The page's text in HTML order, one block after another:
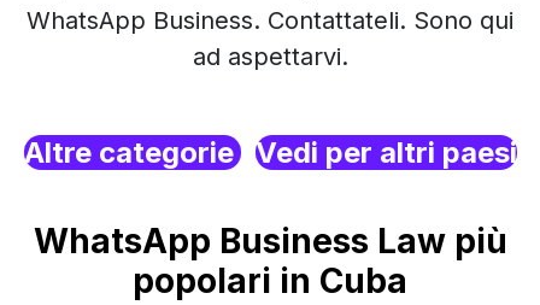
WhatsApp Business. Contattateli. Sono qui
ad aspettarvi.
Altre categorie Vedi per altri paesi
WhatsApp Business Law più
popolari in Cuba